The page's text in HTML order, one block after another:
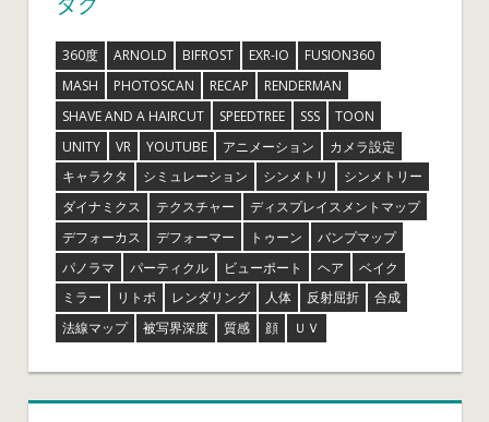
360度 ARNOLD BIFROST EXR-IO
FUSION360
MASH
PHOTOSCAN RECAP
RENDERMAN
SHAVE AND A HAIRCUT
SPEEDTREE SSS
TOON
UNITY
VR YOUTUBE アニメーション
カメラ設定
キャラクタ
シミュレーション シンメトリ
シンメトリー
ダイナミクス
テクスチャー
ディスプレイスメントマップ
デフォーカス
デフォーマー トゥーン
バンプマップ
パノラマ
パーティクル ビューポート ヘア
ベイク
ミラー
リトポ レンダリング 人体 反射屈折
合成
法線マップ
被写界深度 質感 顔 ＵＶ